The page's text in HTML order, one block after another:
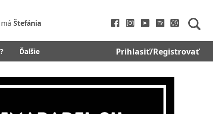
Štefánia
Ďalšie Prihlasiť/Registrovať